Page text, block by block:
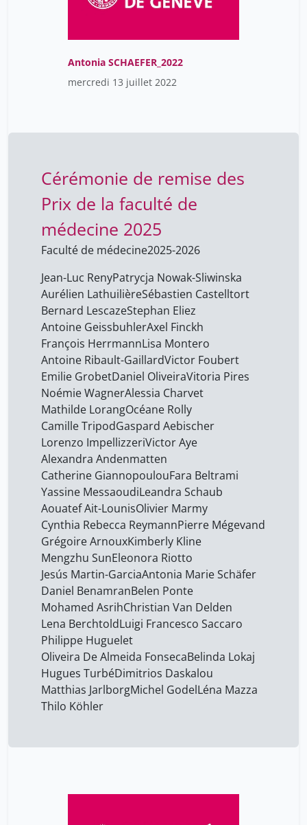
Antonia SCHAEFER_2022
mercredi 13 juillet 2022
Cérémonie de remise des
Prix de la faculté de
médecine 2025
Faculté de médecine2025-2026
Jean-Luc RenyPatrycja Nowak-Sliwinska
Aurélien LathuilièreSébastien Castelltort
Bernard LescazeStephan Eliez
Antoine GeissbuhlerAxel Finckh
François HerrmannLisa Montero
Antoine Ribault-GaillardVictor Foubert
Emilie GrobetDaniel OliveiraVitoria Pires
Noémie WagnerAlessia Charvet
Mathilde LorangOcéane Rolly
Camille TripodGaspard Aebischer
Lorenzo ImpellizzeriVictor Aye
Alexandra Andenmatten
Catherine GiannopoulouFara Beltrami
Yassine MessaoudiLeandra Schaub
Aouatef Ait-LounisOlivier Marmy
Cynthia Rebecca ReymannPierre Mégevand
Grégoire ArnouxKimberly Kline
Mengzhu SunEleonora Riotto
Jesús Martin-GarciaAntonia Marie Schäfer
Daniel BenamranBelen Ponte
Mohamed AsrihChristian Van Delden
Lena BerchtoldLuigi Francesco Saccaro
Philippe Huguelet
Oliveira De Almeida FonsecaBelinda Lokaj
Hugues TurbéDimitrios Daskalou
Matthias JarlborgMichel GodelLéna Mazza
Thilo Köhler